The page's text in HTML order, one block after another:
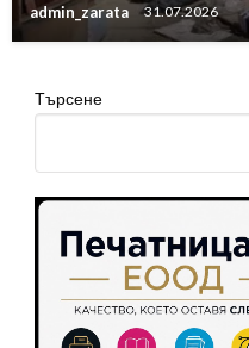
admin_zarata 31.07.2026
Търсене